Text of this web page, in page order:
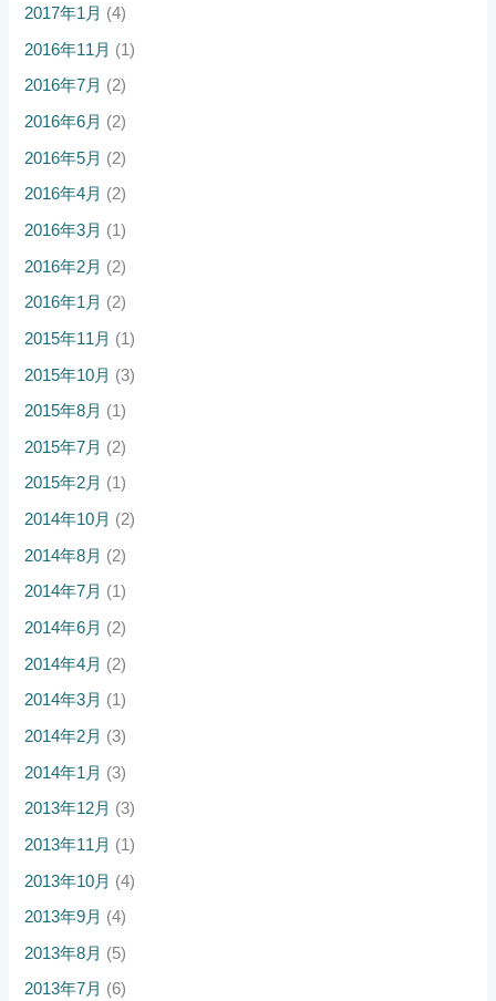
2017年1月 (4)
2016年11月 (1)
2016年7月 (2)
2016年6月 (2)
2016年5月 (2)
2016年4月 (2)
2016年3月 (1)
2016年2月 (2)
2016年1月 (2)
2015年11月 (1)
2015年10月 (3)
2015年8月 (1)
2015年7月 (2)
2015年2月 (1)
2014年10月 (2)
2014年8月 (2)
2014年7月 (1)
2014年6月 (2)
2014年4月 (2)
2014年3月 (1)
2014年2月 (3)
2014年1月 (3)
2013年12月 (3)
2013年11月 (1)
2013年10月 (4)
2013年9月 (4)
2013年8月 (5)
2013年7月 (6)